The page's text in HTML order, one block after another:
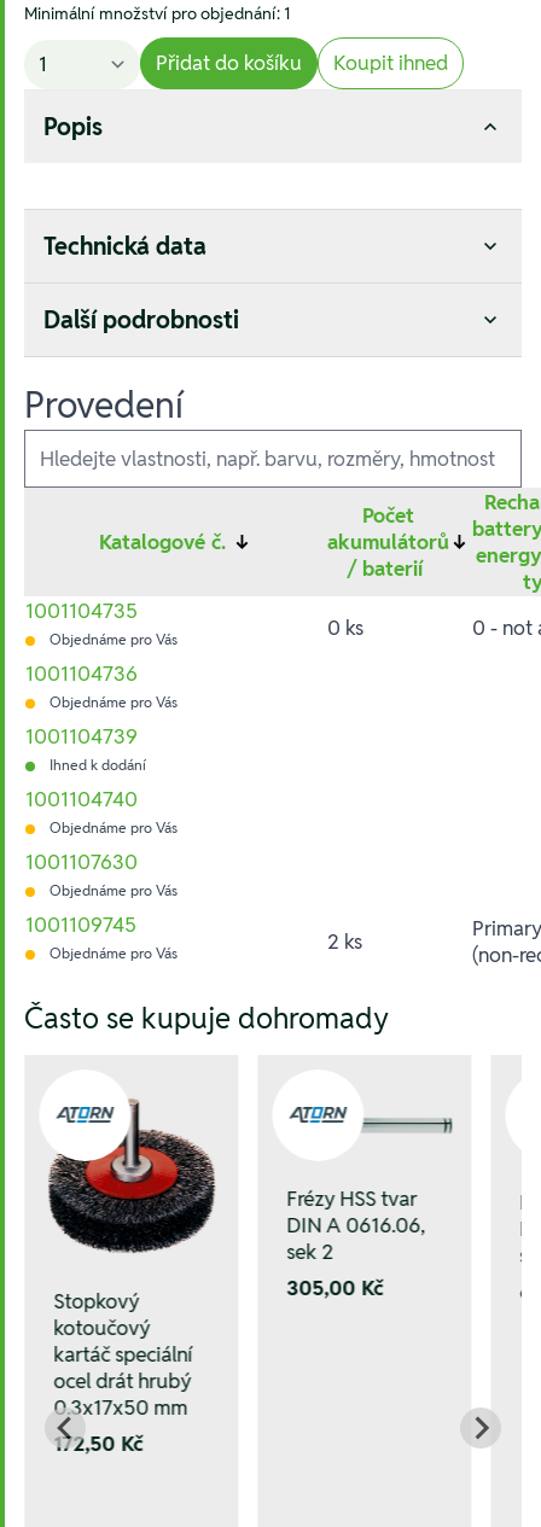
Minimální množství pro objednání: 1
Přidat do košíku Koupit ihned
Popis
Technická data
Další podrobnosti
Provedení
Ausführungen
Katalogové č. ↓
Počet
akumulátorů
/ baterií
↓
1001104735
Objednáme pro Vás 0 ks
0 - not
1001104736
Objednáme pro Vás
1001104739
Ihned k dodání
1001104740
Objednáme pro Vás
1001107630
Objednáme pro Vás
1001109745
Objednáme pro Vás 2 ks
(non-
Často se kupuje dohromady
Stopkový
kotoučový
kartáč speciální
ocel drát hrubý
0.3x17x50 mm
172,50 Kč
Frézy HSS tvar
DIN A 0616.06,
sek 2
305,00 Kč